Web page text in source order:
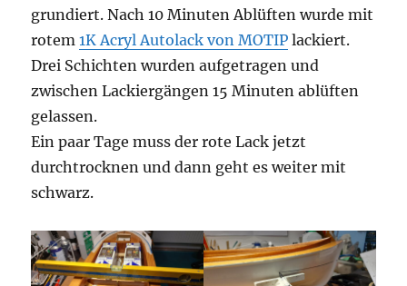
grundiert. Nach 10 Minuten Ablüften wurde mit
rotem1K Acryl Autolack von MOTIP lackiert.
Drei Schichten wurden aufgetragen und
zwischen Lackiergängen 15 Minuten ablüften
gelassen.
Ein paar Tage muss der rote Lack jetzt
durchtrocknen und dann geht es weiter mit
schwarz.